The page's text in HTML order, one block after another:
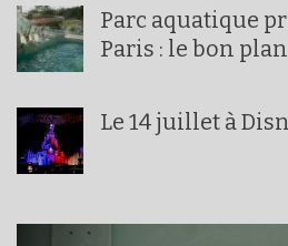
Parc aquatique
Paris : le bon plan
Le 14 juillet à